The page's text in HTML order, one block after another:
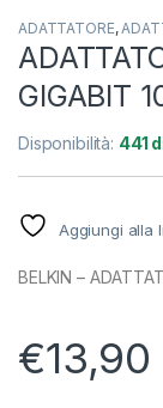
ADATTATORE,
GIGABIT
Disponibilità: 441
Aggiungi alla
BELKIN –
€13,90